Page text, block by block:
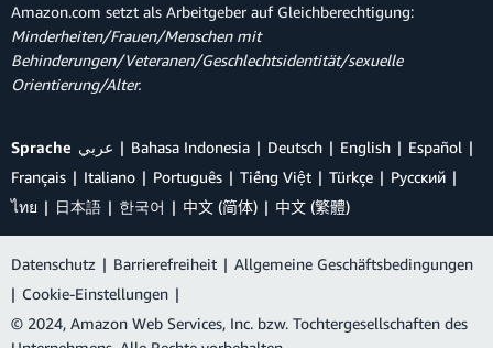
Amazon.com setzt als Arbeitgeber auf Gleichberechtigung:
Minderheiten/Frauen/Menschen mit
Behinderungen/Veteranen/Geschlechtsidentität/sexuelle
Orientierung/Alter.
Sprache عربي Bahasa Indonesia Deutsch English
Español
Français
Italiano Português Tiếng Việt Türkçe
Ρусский
ไทย
日本語 한국어 中文 (简体) 中文 (繁體)
Datenschutz | Barrierefreiheit | Allgemeine Geschäftsbedingungen
| Cookie-Einstellungen |
© 2024, Amazon Web Services, Inc. bzw. Tochtergesellschaften des